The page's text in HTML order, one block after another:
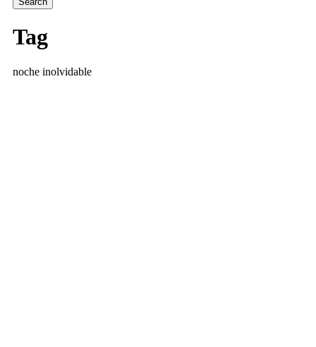
Tag
noche inolvidable